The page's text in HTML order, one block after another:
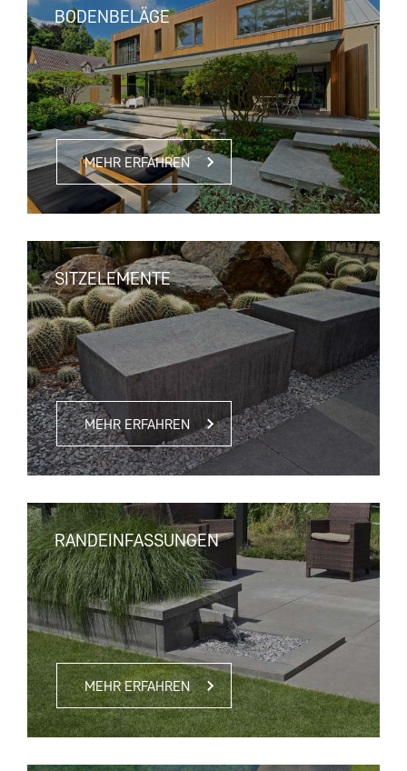
BODENBELÄGE
MEHR ERFAHREN
SITZELEMENTE
MEHR ERFAHREN
RANDEINFASSUNGEN
MEHR ERFAHREN